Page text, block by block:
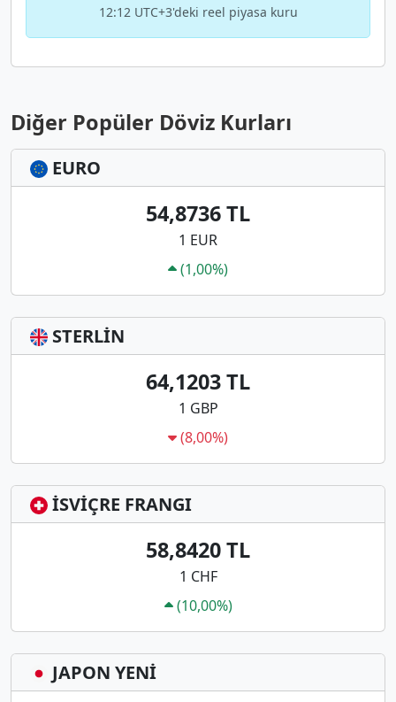
12:12 UTC+3'deki reel piyasa kuru
Diğer Popüler Döviz Kurları
EURO
54,8736 TL
1 EUR
(1,00%)
STERLİN
64,1203 TL
1 GBP
(8,00%)
İSVİÇRE FRANGI
58,8420 TL
1 CHF
(10,00%)
JAPON YENİ